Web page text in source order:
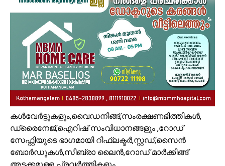
കൾവേർട്ടുകളും,വൈഡനിങ്ങ്,സംരക്ഷണഭിത്തികൾ,
ഡ്രൈനേജ്,ഐറിഷ് സംവിധാനങ്ങളും ,റോഡ്
സേഫ്റ്റിയുടെ ഭാഗമായി റിഫ്ലക്ടർ,സ്റ്റഡ്,സൈൻ
ബോർഡുകൾ,സീബ്രാ ലൈൻ,റോഡ് മാർക്കിങ്ങ്